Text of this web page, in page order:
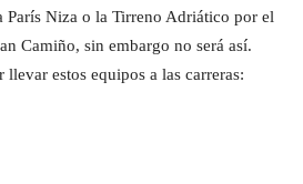
París Niza o la Tirreno Adriático por el
Camiño, sin embargo no será así.
estos equipos a las carreras: